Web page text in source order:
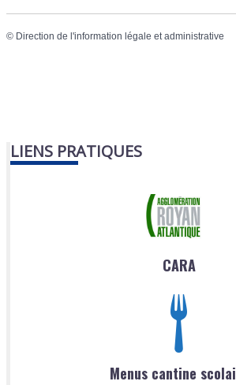
© Direction de l'information légale et administrative
LIENS PRATIQUES
CARA
Menus cantine